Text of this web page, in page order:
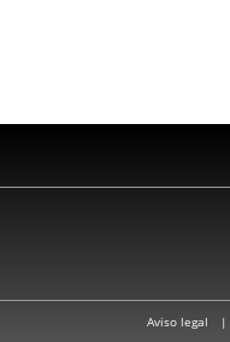
Aviso legal |